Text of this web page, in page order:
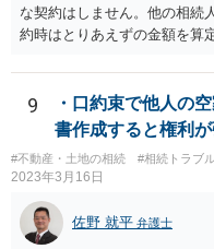
な契約はしません。他の相続
約時はとりあえずの金額を算
あり得ます。 今後の見通し
が納得できる説明を受けるべ
9
・口約束で他人の
書作成すると権利
#不動産・土地の相続 #相続トラブ
2023年3月16日
佐野 就平 弁護士